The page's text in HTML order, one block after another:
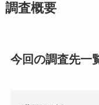
調査概要
今回の調査先一